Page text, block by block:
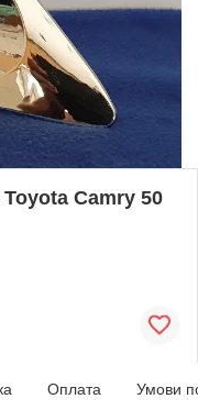
Camry 50
Оплата Умови